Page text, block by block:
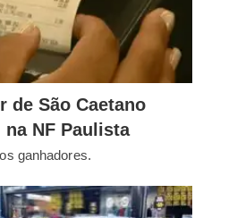
de São Caetano
na NF Paulista
ganhadores.